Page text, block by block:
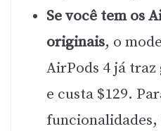
Se você tem os
originais, o
AirPods 4 já
e custa $129.